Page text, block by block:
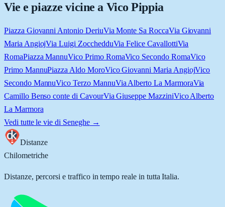
Vie e piazze vicine a Vico Pippia
Piazza Giovanni Antonio DeriuVia Monte Sa RoccaVia Giovanni
Maria AngiojVia Luigi ZocchedduVia Felice CavallottiVia
RomaPiazza MannuVico Primo RomaVico Secondo RomaVico
Primo MannuPiazza Aldo MoroVico Giovanni Maria AngiojVico
Secondo MannuVico Terzo MannuVia Alberto La MarmoraVia
Camillo Benso conte di CavourVia Giuseppe MazziniVico Alberto
La Marmora
Vedi tutte le vie di Seneghe→
Distanze
Chilometriche
Distanze, percorsi e traffico in tempo reale in tutta Italia.